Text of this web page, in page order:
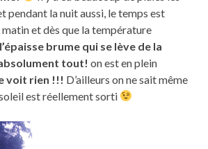
pendant la nuit aussi, le temps est
et dès que la température
l’épaisse brume qui se lève de la
tout! on est en plein
voit rien !!! D’ailleurs on ne sait même
est réellement sorti